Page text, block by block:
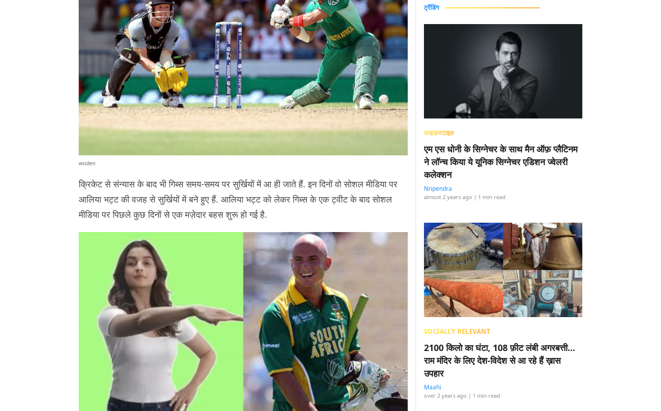
wisden
क्रिकेट से संन्यास के बाद भी गिब्स समय-समय पर सुर्खियों में आ ही जाते हैं. इन दिनों वो सोशल मीडिया पर
आलिया भट्ट की वजह से सुर्खियों में बने हुए हैं. आलिया भट्ट को लेकर गिब्स के एक ट्वीट के बाद सोशल
मीडिया पर पिछले कुछ दिनों से एक मज़ेदार बहस शुरू हो गई है.
ट्रेंडिंग
लाइफ़स्टाइल
एम एस धोनी के सिग्नेचर के साथ मैन ऑफ़ प्लैटिनम
ने लॉन्च किया ये यूनिक सिग्नेचर एडिशन ज्वेलरी
कलेक्शन
Nripendra
almost 2 years ago | 1 min read
SOCIALLY RELEVANT
2100 किलो का घंटा, 108 फ़ीट लंबी अगरबत्ती…
राम मंदिर के लिए देश-विदेश से आ रहे हैं ख़ास
उपहार
Maahi
over 2 years ago | 1 min read